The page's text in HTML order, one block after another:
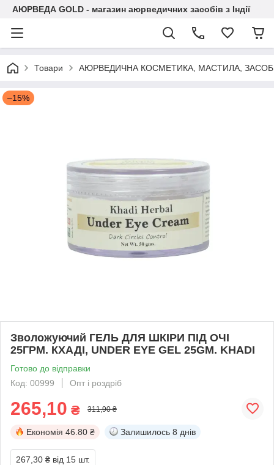
АЮРВЕДА GOLD - магазин аюрведичних засобів з Індії
Товари АЮРВЕДИЧНА КОСМЕТИКА, МАСТИЛА,
–15%
Зволожуючий ГЕЛЬ ДЛЯ ШКІРИ ПІД ОЧІ
25ГРМ. КХАДІ, UNDER EYE GEL 25GM. KHADI
Готово до відправки
Код: 00999
Опт і роздріб
265,10 ₴ 311,90 ₴
Економія 46.80 ₴ Залишилось 8 днів
267,30 ₴ від 15 шт.